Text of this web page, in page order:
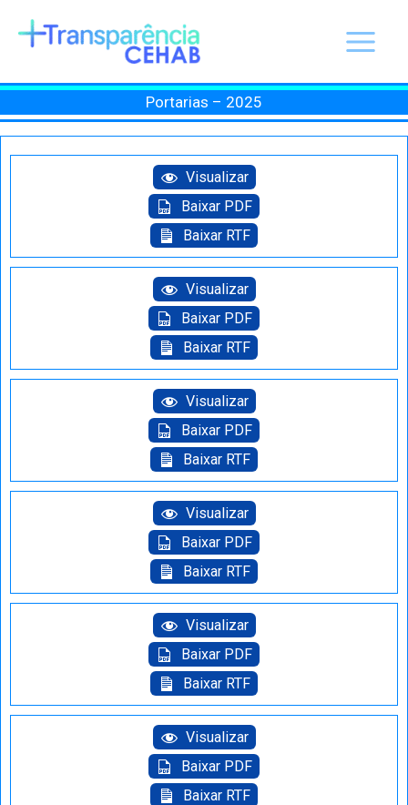
para
conteúdo
Portarias – 2025
Visualizar
Baixar PDF
Baixar RTF
Visualizar
Baixar PDF
Baixar RTF
Visualizar
Baixar PDF
Baixar RTF
Visualizar
Baixar PDF
Baixar RTF
Visualizar
Baixar PDF
Baixar RTF
Visualizar
Baixar PDF
Baixar RTF